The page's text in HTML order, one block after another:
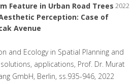
2022
Feature in Urban Road Trees
Perception: Case of
Avenue
and Ecology in Spatial Planning and
applications, Prof. Dr. Murat
GmbH, Berlin, ss.935-946, 2022